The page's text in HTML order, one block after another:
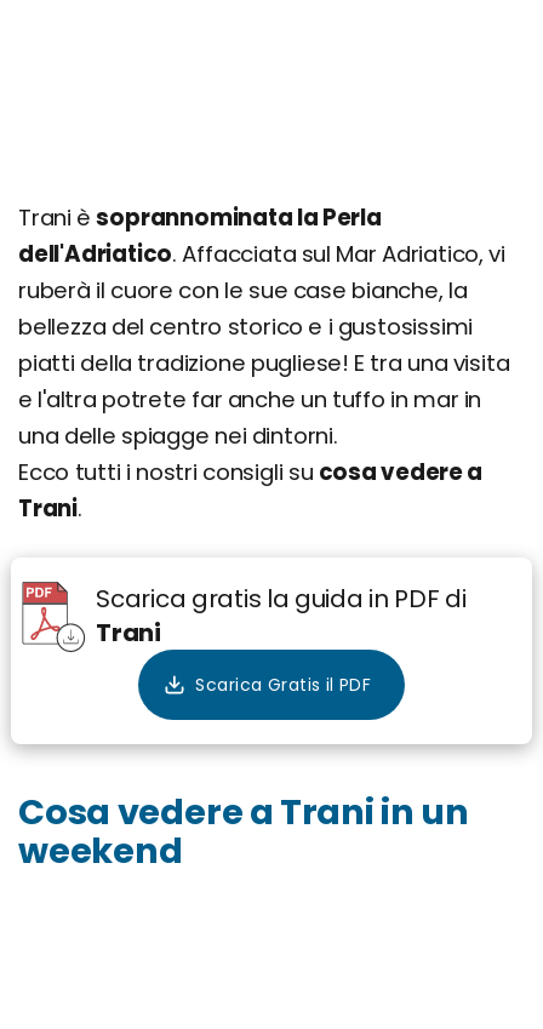
Organizza il tuo soggiorno a Trani: info e consigli
utili
Trani èsoprannominata la Perla
dell'Adriatico. Affacciata sul Mar Adriatico, vi
ruberà il cuore con le sue case bianche, la
bellezza del centro storico e i gustosissimi
piatti della tradizione pugliese! E tra una visita
e l'altra potrete far anche un tuffo in mar in
una delle spiagge nei dintorni.
Ecco tutti i nostri consigli su cosa vedere a
Trani.
Scarica gratis la guida in PDF di
Trani
Cosa vedere a Trani in un
weekend